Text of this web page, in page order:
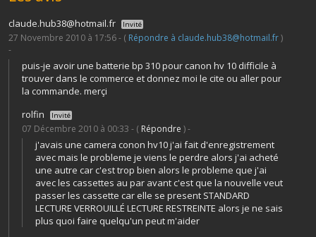
claude.hub38@hotmail.fr Invité
27 Novembre 2010 à 17:56 - ( Répondre à claude.hub38@hotmail.fr)
-
puis-je avoir une batterie bp 310 pour canon hv 10 difficile à
trouver dans le commerce et donnez moi le cite ou aller pour
la commande. merçi
rolfin
Invité
07 Décembre 2010 à 00:33 - ( Répondre ) -
j'avais une camera conon hv10 j'ai fait d'enregistrement
avec mais le probleme je viens le perdre alors j'ai acheté
une autre car c'est trop bien alors le probleme que j'ai
avec les cassettes au par avant c'est que la nouvelle veut
passer les cassette car elle se present STANDARD
LECTURE VERROUILLÉ LECTURE RESTREINTE alors je ne sais
plus quoi faire quelqu'un peut m'aider